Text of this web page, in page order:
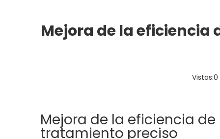
Mejora de la eficiencia
Vistas:0
Mejora de la eficiencia
tratamiento preciso